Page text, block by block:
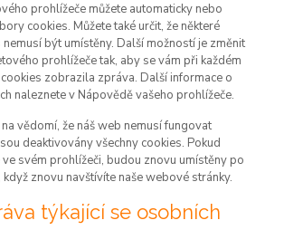
prohlížeče můžete automaticky nebo
cookies. Můžete také určit, že některé
být umístěny. Další možností je změnit
prohlížeče tak, aby se vám při každém
zobrazila zpráva. Další informace o
naleznete v Nápovědě vašeho prohlížeče.
vědomí, že náš web nemusí fungovat
deaktivovány všechny cookies. Pokud
svém prohlížeči, budou znovu umístěny po
znovu navštívíte naše webové stránky.
týkající se osobních